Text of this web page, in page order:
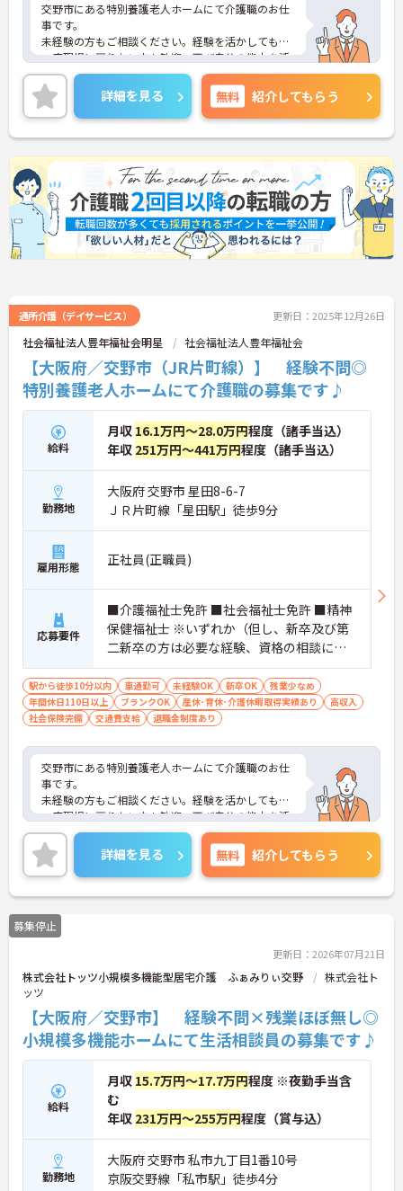
交野市にある特別養護老人ホームにて介護職のお仕
事です。
未経験の方もご相談ください。経験を活かしてもう
一度現場に戻りたい方も歓迎。再び自分の能力を活
かせる環境があります。
年間休日も110日以上としっかりお休みも取得出来
るので、ワークライフバランスを大切にしたい方に
オススメです◎
ご興味がある方は是非一度マイナビまでお問い合わ
せください。さらに詳細などお伝えします！
詳細を見る 無料 紹介してもらう
通所介護（デイサービス） 更新日：2025年12月26日
社会福祉法人豊年福祉会明星 社会福祉法人豊年福祉会
【大阪府／交野市（JR片町線）】 経験不問◎
特別養護老人ホームにて介護職の募集です♪
給料
月収 16.1万円～28.0万円程度（諸手当込）
年収 251万円～441万円程度（諸手当込）
勤務地
大阪府 交野市 星田8-6-7
ＪＲ片町線「星田駅」徒歩9分
雇用形態 正社員(正職員)
応募要件
■介護福祉士免許 ■社会福祉士免許 ■精神
保健福祉士 ※いずれか（但し、新卒及び第
二新卒の方は必要な経験、資格の相談に応
じます） ■経験不問
駅から徒歩10分以内 車通勤可 未経験OK 新卒OK
残業少なめ
年間休日110日以上
ブランクOK 産休･育休･介護休暇取得実績あり
高収入
社会保険完備
交通費支給 退職金制度あり
交野市にある特別養護老人ホームにて介護職のお仕
事です。
未経験の方もご相談ください。経験を活かしてもう
一度現場に戻りたい方も歓迎。再び自分の能力を活
かせる環境があります。
年間休日も110日以上としっかりお休みも取得出来
るので、ワークライフバランスを大切にしたい方に
オススメです◎
ご興味がある方は是非一度マイナビまでお問い合わ
せください。さらに詳細などお伝えします！
詳細を見る 無料 紹介してもらう
募集停止
更新日：2026年07月21日
株式会社トッツ小規模多機能型居宅介護 ふぁみりぃ交野
株式会社ト
ッツ
【大阪府／交野市】 経験不問×残業ほぼ無し◎
小規模多機能ホームにて生活相談員の募集です♪
給料
月収 15.7万円～17.7万円程度 ※夜勤手当含
む
年収 231万円～255万円程度（賞与込）
勤務地
大阪府 交野市 私市九丁目1番10号
京阪交野線「私市駅」徒歩4分